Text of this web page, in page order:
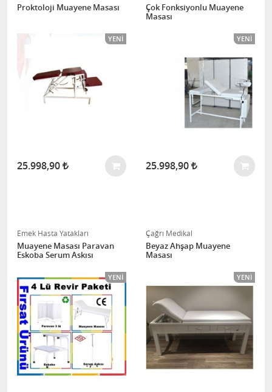
Proktoloji Muayene Masası
YENI
25.998,90
Çok Fonksiyonlu Muayene
Masası
YENI
25.998,90
Emek Hasta Yatakları
Muayene Masası Paravan
Eskoba Serum Askısı
YENI
Çağrı Medikal
Beyaz Ahşap Muayene
Masası
YENI